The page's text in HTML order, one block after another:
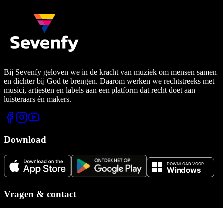
Bij Sevenfy geloven we in de kracht van muziek om mensen samen
en dichter bij God te brengen. Daarom werken we rechtstreeks met
musici, artiesten en labels aan een platform dat recht doet aan
luisteraars én makers.
Download
Vragen & contact